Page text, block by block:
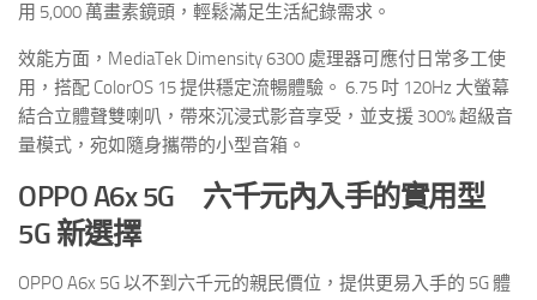
用 5,000 萬畫素鏡頭，輕鬆滿足生活紀錄需求。
效能方面，MediaTek Dimensity 6300 處理器可應付日常多工使
用，搭配 ColorOS 15 提供穩定流暢體驗。 6.75 吋 120Hz 大螢幕
結合立體聲雙喇叭，帶來沉浸式影音享受，並支援 300% 超級音
量模式，宛如隨身攜帶的小型音箱。
OPPO A6x 5G 六千元內入手的實用型
5G 新選擇
OPPO A6x 5G 以不到六千元的親民價位，提供更易入手的 5G 體